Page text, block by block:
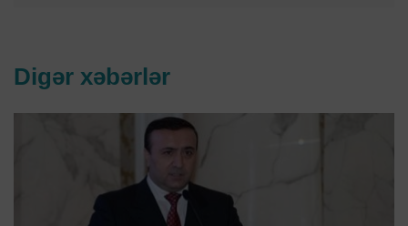
Digər xəbərlər